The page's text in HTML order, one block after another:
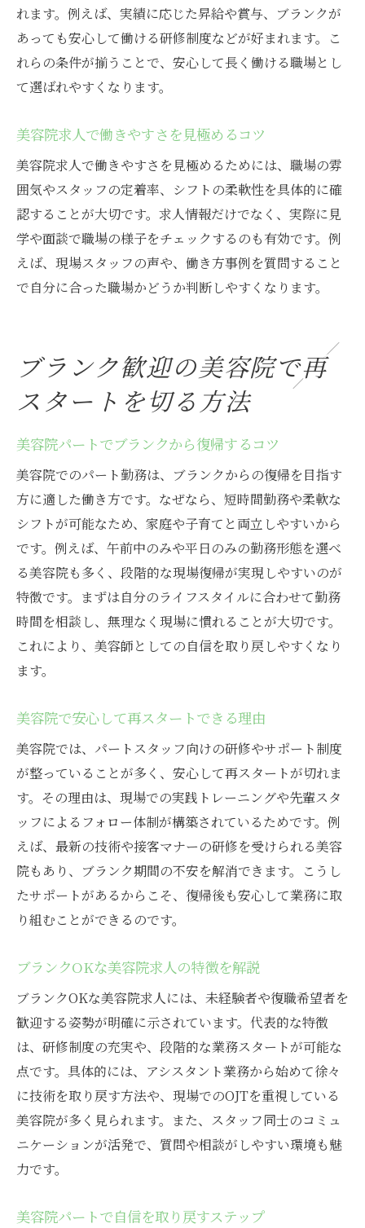
れます。例えば、実績に応じた昇給や賞与、ブランクが
あっても安心して働ける研修制度などが好まれます。こ
れらの条件が揃うことで、安心して長く働ける職場とし
て選ばれやすくなります。
美容院求人で働きやすさを見極めるコツ
美容院求人で働きやすさを見極めるためには、職場の雰
囲気やスタッフの定着率、シフトの柔軟性を具体的に確
認することが大切です。求人情報だけでなく、実際に見
学や面談で職場の様子をチェックするのも有効です。例
えば、現場スタッフの声や、働き方事例を質問すること
で自分に合った職場かどうか判断しやすくなります。
ブランク歓迎の美容院で再
スタートを切る方法
美容院パートでブランクから復帰するコツ
美容院でのパート勤務は、ブランクからの復帰を目指す
方に適した働き方です。なぜなら、短時間勤務や柔軟な
シフトが可能なため、家庭や子育てと両立しやすいから
です。例えば、午前中のみや平日のみの勤務形態を選べ
る美容院も多く、段階的な現場復帰が実現しやすいのが
特徴です。まずは自分のライフスタイルに合わせて勤務
時間を相談し、無理なく現場に慣れることが大切です。
これにより、美容師としての自信を取り戻しやすくなり
ます。
美容院で安心して再スタートできる理由
美容院では、パートスタッフ向けの研修やサポート制度
が整っていることが多く、安心して再スタートが切れま
す。その理由は、現場での実践トレーニングや先輩スタ
ッフによるフォロー体制が構築されているためです。例
えば、最新の技術や接客マナーの研修を受けられる美容
院もあり、ブランク期間の不安を解消できます。こうし
たサポートがあるからこそ、復帰後も安心して業務に取
り組むことができるのです。
ブランクOKな美容院求人の特徴を解説
ブランクOKな美容院求人には、未経験者や復職希望者を
歓迎する姿勢が明確に示されています。代表的な特徴
は、研修制度の充実や、段階的な業務スタートが可能な
点です。具体的には、アシスタント業務から始めて徐々
に技術を取り戻す方法や、現場でのOJTを重視している
美容院が多く見られます。また、スタッフ同士のコミュ
ニケーションが活発で、質問や相談がしやすい環境も魅
力です。
美容院パートで自信を取り戻すステップ